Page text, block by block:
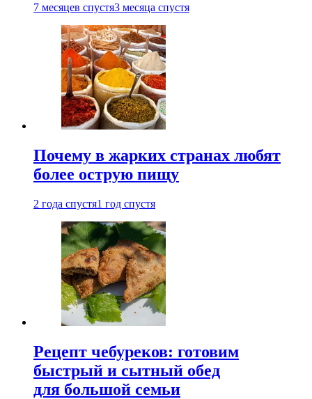
7 месяцев спустя3 месяца спустя
Почему в жарких странах любят
более острую пищу
2 года спустя1 год спустя
Рецепт чебуреков: готовим
быстрый и сытный обед
для большой семьи